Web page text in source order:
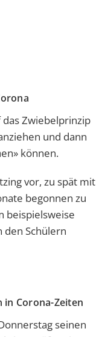
Zwiebelprinzip
und dann
können.
vor, zu spät mit
begonnen zu
beispielsweise
den Schülern
in Corona-Zeiten
seinen